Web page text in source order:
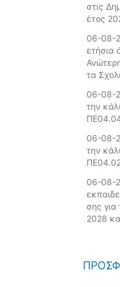
στις
έτος
06-08-
ετήσια
τα
06-08-
την
06-08-
την
06-08-
σης
2028